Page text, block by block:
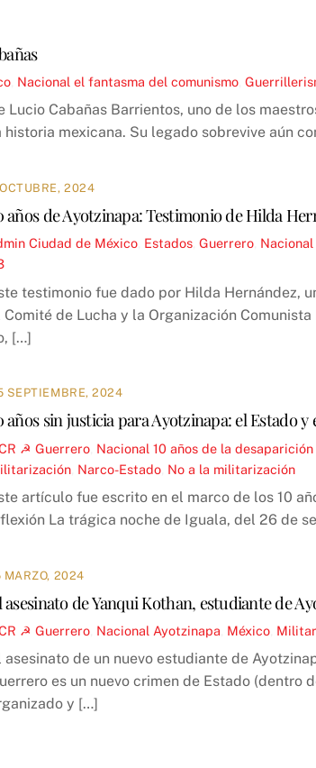
Nacional el fantasma del comunismo
Lucio Cabañas Barrientos, uno de los
mexicana. Su legado sobrevive aún
2024
años de Ayotzinapa: Testimonio de Hilda
Ciudad de México Estados ,Guerrero Nacional
testimonio fue dado por Hilda Hernández,
Comité de Lucha y la Organización
[…]
SEPTIEMBRE, 2024
años sin justicia para Ayotzinapa: el Estado
☭ Guerrero Nacional 10 años de la
Narco-Estado No a la militarización
artículo fue escrito en el marco de los 10
La trágica noche de Iguala, del 26 de
MARZO, 2024
asesinato de Yanqui Kothan, estudiante de
☭ Guerrero Nacional Ayotzinapa México
asesinato de un nuevo estudiante de
es un nuevo crimen de Estado
y […]